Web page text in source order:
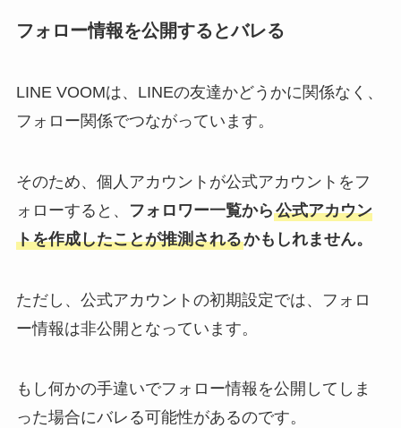
フォロー情報を公開するとバレる
LINE VOOMは、LINEの友達かどうかに関係なく、
フォロー関係でつながっています。
そのため、個人アカウントが公式アカウントをフ
ォローすると、
フォロワー一覧から公式アカウン
トを作成したことが推測されるかもしれません。
ただし、公式アカウントの初期設定では、フォロ
ー情報は非公開となっています。
もし何かの手違いでフォロー情報を公開してしま
った場合にバレる可能性があるのです。